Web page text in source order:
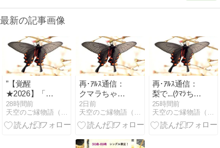
最新の記事画像
”【覚醒
★2026】「自
我システムの
嘘」保身とい
う名の従属:他
28時間前
天空のご縁物語（ネオレムリアの世界を享受!）
再･ｱﾙｽ通信：
クマラちゃん
へ天空2より
拗らせをこめ
て
2日前
天空のご縁物語（ネオレムリアの世界を享受!）
再･ｱﾙｽ通信：
梨で...(ｸﾏﾗちゃ
んの健全さ/結
果を急ぐより
大事なもの)
25時間前
天空のご縁物語（ネオレムリアの世界を享受!）